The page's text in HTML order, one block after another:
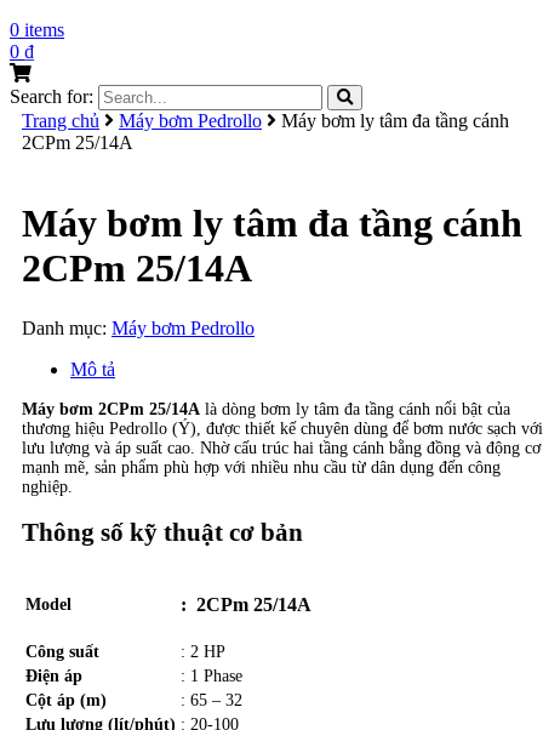
0 items
0 ₫
Search for:
Trang chủ
Máy bơm Pedrollo
Máy bơm ly tâm đa tầng cánh
2CPm 25/14A
Máy bơm ly tâm đa tầng cánh
2CPm 25/14A
Danh mục: Máy bơm Pedrollo
Mô tả
Máy bơm 2CPm 25/14A là dòng bơm ly tâm đa tầng cánh nổi bật của
thương hiệu Pedrollo (Ý), được thiết kế chuyên dùng để bơm nước sạch với
lưu lượng và áp suất cao. Nhờ cấu trúc hai tầng cánh bằng đồng và động cơ
mạnh mẽ, sản phẩm phù hợp với nhiều nhu cầu từ dân dụng đến công
nghiệp.
Thông số kỹ thuật cơ bản
Model : 2CPm 25/14A
Công suất
: 2 HP
Điện áp
: 1 Phase
Cột áp (m)
: 65 – 32
Lưu lượng (lít/phút) : 20-100